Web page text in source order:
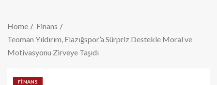
Home
Finans
Teoman Yıldırım, Elazığspor’a Sürpriz Destekle Moral ve
Motivasyonu Zirveye Taşıdı
FINANS